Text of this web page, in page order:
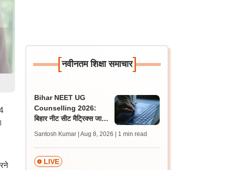
[नवीनतम शिक्षा समाचार]
Bihar NEET UG
Counselling 2026:
बिहार नीट सीट मैट्रिक्स जारी;
चॉइस फिलिंग 10 अगस्त से
Santosh Kumar | Aug 8, 2026 | 1 min read
LIVE